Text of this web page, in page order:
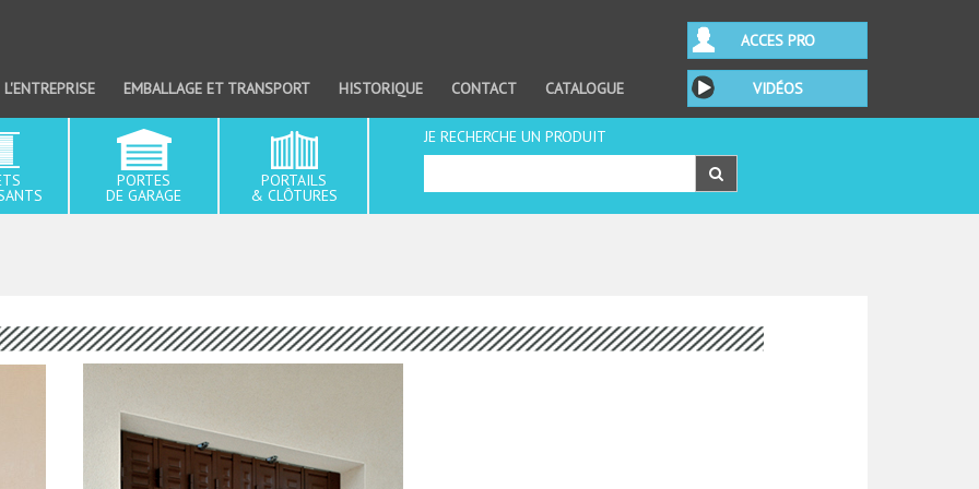
PRINCIPALE
L'ENTREPRISE EMBALLAGE ET TRANSPORT HISTORIQUE CONTACT CATALOGUE
ACCES PRO
VIDÉOS
PORTES
DE GARAGE
PORTAILS
& CLÔTURES
JE RECHERCHE UN PRODUIT